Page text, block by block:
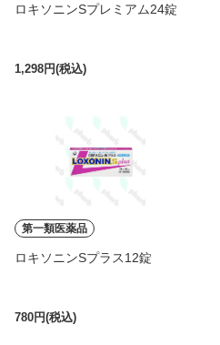
ロキソニンSプレミアム24錠
1,298円(税込)
第一類医薬品
ロキソニンSプラス12錠
780円(税込)